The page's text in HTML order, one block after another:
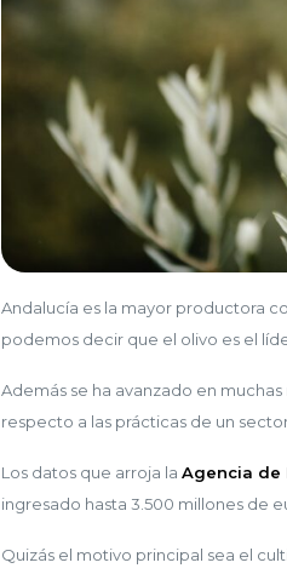
Andalucía es la mayor productora
podemos decir que el olivo es el
Además se ha avanzado en
respecto a las prácticas de un
Los datos que arroja la Agencia de
ingresado hasta 3.500 millones de
Quizás el motivo principal sea el